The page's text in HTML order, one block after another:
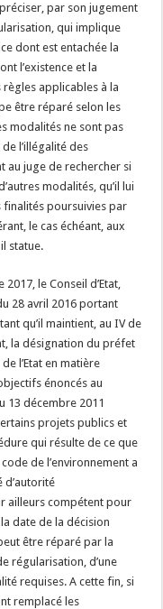
par son jugement
qui implique
dont est entachée la
l’existence et la
applicables à la
être réparé selon les
modalités ne sont pas
l’illégalité des
au juge de rechercher si
modalités, qu’il lui
poursuivies par
le cas échéant, aux
statue.
le Conseil d’Etat,
28 avril 2016 portant
qu’il maintient, au IV de
la désignation du préfet
l’Etat en matière
énoncés au
13 décembre 2011
projets publics et
qui résulte de ce que
de l’environnement a
d’autorité
ailleurs compétent pour
date de la décision
être réparé par la
régularisation, d’une
requises. A cette fin, si
remplacé les